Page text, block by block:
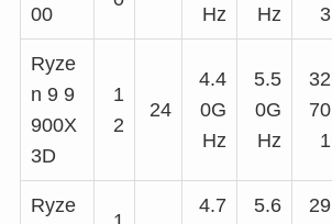
00 Hz Hz 3
Ryze
n 9 9
900X
3D
1
2
24
4.4
0G
Hz
5.5
0G
Hz
32
70
1
Ryze
4.7
5.6
29